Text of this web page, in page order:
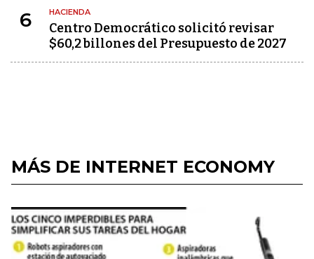
6 HACIENDA
Centro Democrático solicitó revisar
$60,2 billones del Presupuesto de 2027
MÁS DE INTERNET ECONOMY